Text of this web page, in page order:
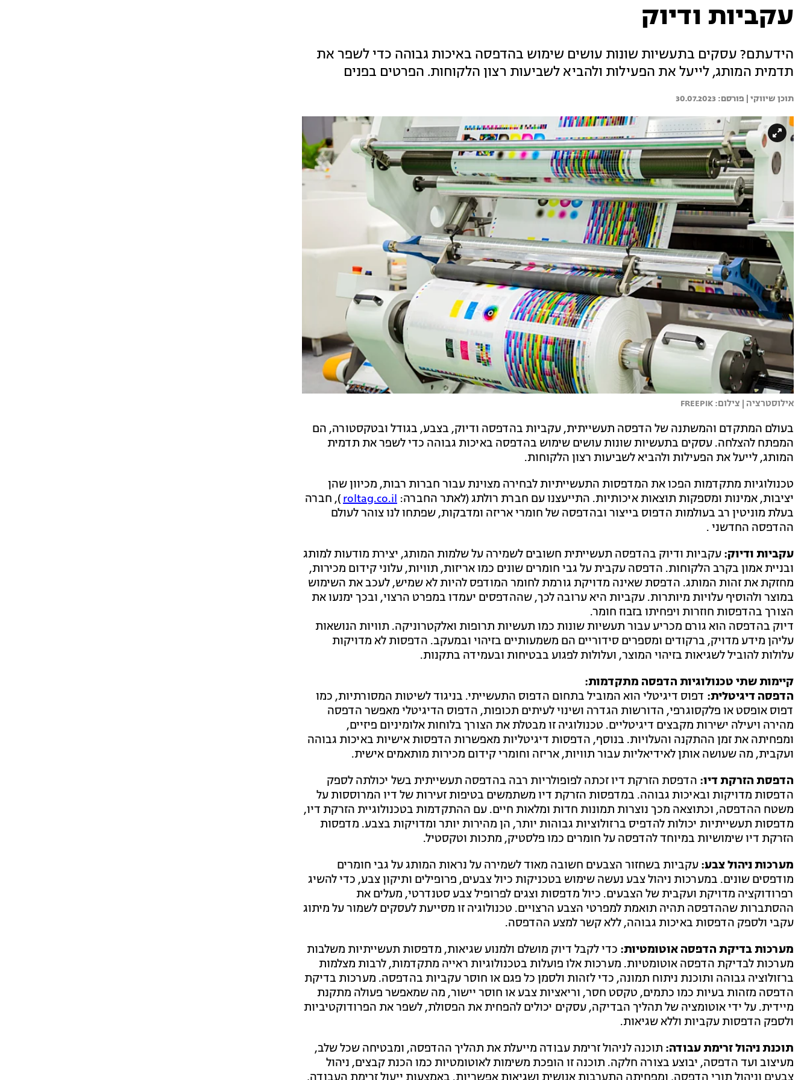
עקביות ודיוק
הידעתם? עסקים בתעשיות שונות עושים שימוש בהדפסה באיכות גבוהה כדי לשפר את
תדמית המותג, לייעל את הפעילות ולהביא לשביעות רצון הלקוחות. הפרטים בפנים
תוכן שיווקי | 30.07.2023
אילוסטרציה | צילום: FREEPIK
בעולם המתקדם והמשתנה של הדפסה תעשייתית, עקביות בהדפסה ודיוק, בצבע, בגודל ובטקסטורה, הם
המפתח להצלחה. עסקים בתעשיות שונות עושים שימוש בהדפסה באיכות גבוהה כדי לשפר את תדמית
המותג, לייעל את הפעילות ולהביא לשביעות רצון הלקוחות.
טכנולוגיות מתקדמות הפכו את המדפסות התעשייתיות לבחירה מצוינת עבור חברות רבות, מכיוון שהן
יציבות, אמינות ומספקות תוצאות איכותיות. התייעצנו עם חברת רולתג (לאתר החברה: roltag.co.il), חברה
בעלת מוניטין רב בעולמות הדפוס בייצור ובהדפסה של חומרי אריזה ומדבקות, שפתחו לנו צוהר לעולם
ההדפסה החדשני .
עקביות ודיוק: עקביות ודיוק בהדפסה תעשייתית חשובים לשמירה על שלמות המותג, יצירת מודעות למותג
ובניית אמון בקרב הלקוחות. הדפסה עקבית על גבי חומרים שונים כמו אריזות, תוויות, עלוני קידום מכירות,
מחזקת את זהות המותג. הדפסת שאינה מדויקת גורמת לחומר המודפס להיות לא שמיש, לעכב את השימוש
במוצר ולהוסיף עלויות מיותרות. עקביות היא ערובה לכך, שההדפסים יעמדו במפרט הרצוי, ובכך ימנעו את
הצורך בהדפסות חוזרות ויפחיתו בזבוז חומר.
דיוק בהדפסה הוא גורם מכריע עבור תעשיות שונות כמו תעשיות תרופות ואלקטרוניקה. תוויות הנושאות
עליהן מידע מדויק, ברקודים ומספרים סידוריים הם משמעותיים בזיהוי ובמעקב. הדפסות לא מדויקות
עלולות להוביל לשגיאות בזיהוי המוצר, ועלולות לפגוע בבטיחות ובעמידה בתקנות.
קיימות שתי טכנולוגיות הדפסה מתקדמות:
הדפסה דיגיטלית: דפוס דיגיטלי הוא המוביל בתחום הדפוס התעשייתי. בניגוד לשיטות המסורתיות, כמו
דפוס אופסט או פלקסוגרפי, הדורשות הגדרה ושינוי לעיתים תכופות, הדפוס הדיגיטלי מאפשר הדפסה
מהירה ויעילה ישירות מקבצים דיגיטליים. טכנולוגיה זו מבטלת את הצורך בלוחות אלומיניום פיזיים,
ומפחיתה את זמן ההתקנה והעלויות. בנוסף, הדפסות דיגיטליות מאפשרות הדפסות אישיות באיכות גבוהה
ועקבית, מה שעושה אותן לאידיאליות עבור תוויות, אריזה וחומרי קידום מכירות מותאמים אישית.
הדפסת הזרקת דיו: הדפסת הזרקת דיו זכתה לפופולריות רבה בהדפסה תעשייתית בשל יכולתה לספק
הדפסות מדויקות ובאיכות גבוהה. במדפסות הזרקת דיו משתמשים בטיפות זעירות של דיו המרוססות על
משטח ההדפסה, וכתוצאה מכך נוצרות תמונות חדות ומלאות חיים. עם ההתקדמות בטכנולוגיית הזרקת דיו,
מדפסות תעשייתיות יכולות להדפיס ברזולוציות גבוהות יותר, הן מהירות יותר ומדויקות בצבע. מדפסות
הזרקת דיו שימושיות במיוחד להדפסה על חומרים כמו פלסטיק, מתכות וטקסטיל.
מערכות ניהול צבע: עקביות בשחזור הצבעים חשובה מאוד לשמירה על נראות המותג על גבי חומרים
מודפסים שונים. במערכות ניהול צבע נעשה שימוש בטכניקות כיול צבעים, פרופילים ותיקון צבע, כדי להשיג
רפרודוקציה מדויקת ועקבית של הצבעים. כיול מדפסות וצגים לפרופיל צבע סטנדרטי, מעלים את
ההסתברות שההדפסה תהיה תואמת למפרטי הצבע הרצויים. טכנולוגיה זו מסייעת לעסקים לשמור על מיתוג
עקבי ולספק הדפסות באיכות גבוהה, ללא קשר למצע ההדפסה.
מערכות בדיקת הדפסה אוטומטיות: כדי לקבל דיוק מושלם ולמנוע שגיאות, מדפסות תעשייתיות משלבות
מערכות לבדיקת הדפסה אוטומטיות. מערכות אלו פועלות בטכנולוגיות ראייה מתקדמות, לרבות מצלמות
ברזולוציה גבוהה ותוכנת ניתוח תמונה, כדי לזהות ולסמן כל פגם או חוסר עקביות בהדפסה. מערכות בדיקת
הדפסה מזהות בעיות כמו כתמים, טקסט חסר, וריאציות צבע או חוסר יישור, מה שמאפשר פעולה מתקנת
מיידית. על ידי אוטומציה של תהליך הבדיקה, עסקים יכולים להפחית את הפסולת, לשפר את הפרודוקטיביות
ולספק הדפסות עקביות וללא שגיאות.
תוכנת ניהול זרימת עבודה: תוכנה לניהול זרימת עבודה מייעלת את תהליך ההדפסה, ומבטיחה שכל שלב,
מעיצוב ועד הדפסה, יבוצע בצורה חלקה. תוכנה זו הופכת משימות לאוטומטיות כמו הכנת קבצים, ניהול